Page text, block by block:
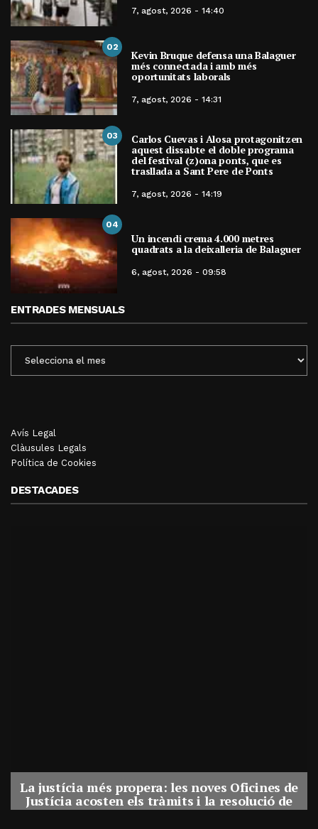
7, agost, 2026 - 14:40
02
Kevin Bruque defensa una Balaguer
més connectada i amb més
oportunitats laborals
7, agost, 2026 - 14:31
03 Carlos Cuevas i Alosa protagonitzen
aquest dissabte el doble programa
del festival (z)ona ponts, que es
trasllada a Sant Pere de Ponts
7, agost, 2026 - 14:19
04
Un incendi crema 4.000 metres
quadrats a la deixalleria de Balaguer
6, agost, 2026 - 09:58
ENTRADES MENSUALS
MENSUALS
Avís Legal
Clàusules Legals
Política de Cookies
DESTACADES
La justícia més propera: les noves Oficines de
Justícia acosten els tràmits i la resolució de
conflictes als municipis de Catalunya